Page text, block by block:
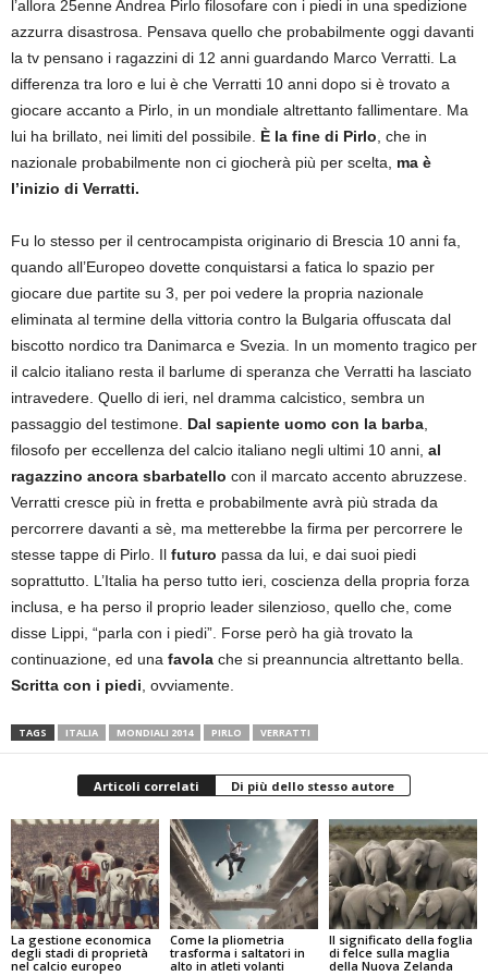
l’allora 25enne Andrea Pirlo filosofare con i piedi in una spedizione
azzurra disastrosa. Pensava quello che probabilmente oggi davanti
la tv pensano i ragazzini di 12 anni guardando Marco Verratti. La
differenza tra loro e lui è che Verratti 10 anni dopo si è trovato a
giocare accanto a Pirlo, in un mondiale altrettanto fallimentare. Ma
lui ha brillato, nei limiti del possibile. È la fine di Pirlo , che in
nazionale probabilmente non ci giocherà più per scelta, ma è
l’inizio di Verratti.
Fu lo stesso per il centrocampista originario di Brescia 10 anni fa,
quando all’Europeo dovette conquistarsi a fatica lo spazio per
giocare due partite su 3, per poi vedere la propria nazionale
eliminata al termine della vittoria contro la Bulgaria offuscata dal
biscotto nordico tra Danimarca e Svezia. In un momento tragico per
il calcio italiano resta il barlume di speranza che Verratti ha lasciato
intravedere. Quello di ieri, nel dramma calcistico, sembra un
passaggio del testimone. Dal sapiente uomo con la barba
filosofo per eccellenza del calcio italiano negli ultimi 10 anni, al
ragazzino ancora sbarbatello con il marcato accento abruzzese.
Verratti cresce più in fretta e probabilmente avrà più strada da
percorrere davanti a sè, ma metterebbe la firma per percorrere le
stesse tappe di Pirlo. Il futuro passa da lui, e dai suoi piedi
soprattutto. L’Italia ha perso tutto ieri, coscienza della propria forza
inclusa, e ha perso il proprio leader silenzioso, quello che, come
disse Lippi, “parla con i piedi”. Forse però ha già trovato la
continuazione, ed una favola che si preannuncia altrettanto bella.
Scritta con i piedi , ovviamente.
TAGS ITALIA MONDIALI 2014 PIRLO VERRATTI
Articoli correlati Di più dello stesso autore
La gestione economica
degli stadi di proprietà
nel calcio europeo
Come la pliometria
trasforma i saltatori in
alto in atleti volanti
Il significato della foglia
di felce sulla maglia
della Nuova Zelanda